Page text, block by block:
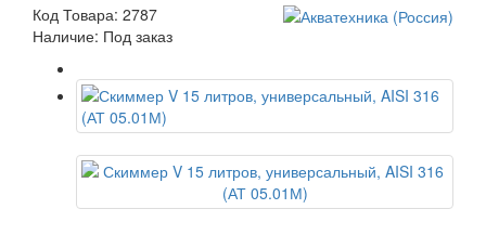
Код Товара: 2787
Наличие: Под заказ